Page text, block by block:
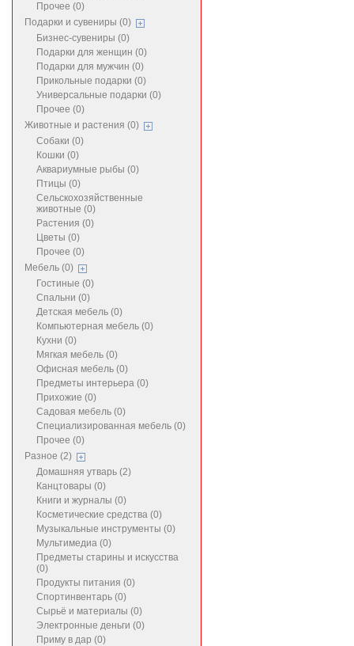
Прочее (0)
Подарки и сувениры (0)
Бизнес-сувениры (0)
Подарки для женщин (0)
Подарки для мужчин (0)
Прикольные подарки (0)
Универсальные подарки (0)
Прочее (0)
Животные и растения (0)
Собаки (0)
Кошки (0)
Аквариумные рыбы (0)
Птицы (0)
Сельскохозяйственные
животные (0)
Растения (0)
Цветы (0)
Прочее (0)
Мебель (0)
Гостиные (0)
Спальни (0)
Детская мебель (0)
Компьютерная мебель (0)
Кухни (0)
Мягкая мебель (0)
Офисная мебель (0)
Предметы интерьера (0)
Прихожие (0)
Садовая мебель (0)
Специализированная мебель (0)
Прочее (0)
Разное (2)
Домашняя утварь (2)
Канцтовары (0)
Книги и журналы (0)
Косметические средства (0)
Музыкальные инструменты (0)
Мультимедиа (0)
Предметы старины и искусства
(0)
Продукты питания (0)
Спортинвентарь (0)
Сырьё и материалы (0)
Электронные деньги (0)
Приму в дар (0)